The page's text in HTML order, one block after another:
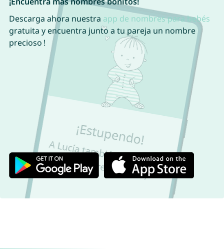
Descarga ahora nuestra app de nombres para bebés
gratuita y encuentra junto a tu pareja un nombre
precioso !